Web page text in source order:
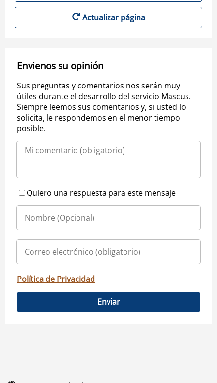
Actualizar página
Envienos su opinión
Sus preguntas y comentarios nos serán muy
útiles durante el desarrollo del servicio Mascus.
Siempre leemos sus comentarios y, si usted lo
solicita, le respondemos en el menor tiempo
posible.
Quiero una respuesta para este mensaje
Política de Privacidad
Enviar